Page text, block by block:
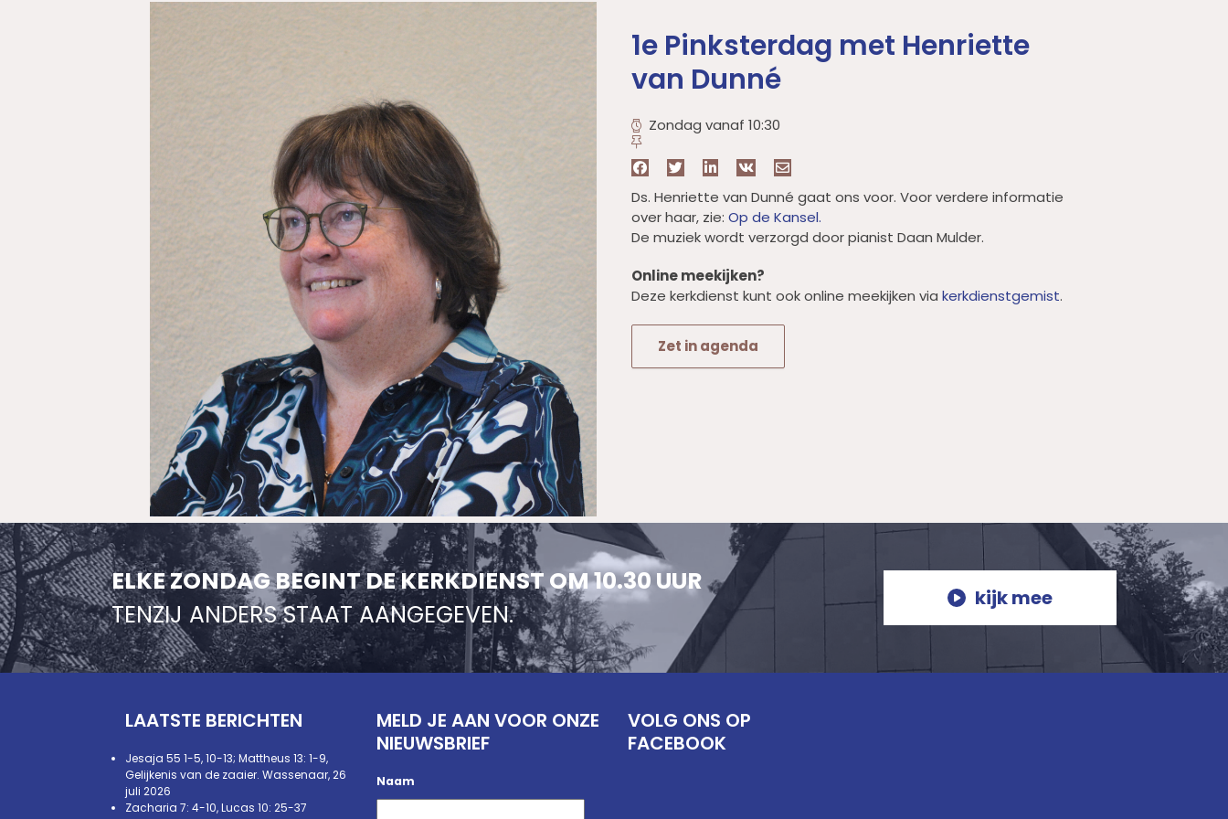
1e Pinksterdag met Henriette
van Dunné
Zondag vanaf 10:30
Ds. Henriette van Dunné gaat ons voor. Voor verdere informatie
over haar, zie: Op de Kansel.
De muziek wordt verzorgd door pianist Daan Mulder.
Online meekijken?
Deze kerkdienst kunt ook online meekijken via kerkdienstgemist.
Zet in agenda
ELKE ZONDAG BEGINT DE KERKDIENST OM 10.30 UUR
TENZIJ ANDERS STAAT AANGEGEVEN.
kijk mee
LAATSTE BERICHTEN
Jesaja 55 1-5, 10-13; Mattheus 13: 1-9,
Gelijkenis van de zaaier. Wassenaar, 26
juli 2026
Zacharia 7: 4-10, Lucas 10: 25-37
MELD JE AAN VOOR ONZE
NIEUWSBRIEF
Naam
VOLG ONS OP
FACEBOOK